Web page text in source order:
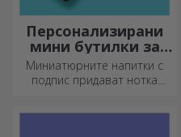
Персонализирани
мини бутилки за
вино
Миниатюрните напитки с
подпис придават нотка
персонализирани.